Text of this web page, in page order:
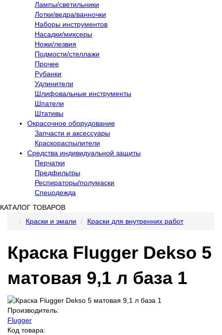
Лампы/светильники
Лотки/ведра/ванночки
Наборы инструментов
Насадки/миксеры
Ножи/лезвия
Подмости/стеллажи
Прочее
Рубанки
Удлинители
Шлифовальные инструменты
Шпатели
Штативы
Окрасочное оборудование
Запчасти и аксессуары
Краскораспылители
Средства индивидуальной защиты
Перчатки
Предфильтры
Респираторы/полумаски
Спецодежда
КАТАЛОГ ТОВАРОВ
Краски и эмали
Краски для внутренних работ
Краска Flugger Dekso 5
матовая 9,1 л база 1
Производитель:
Flugger
Код товара: